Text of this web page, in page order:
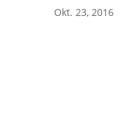
Okt. 23, 2016